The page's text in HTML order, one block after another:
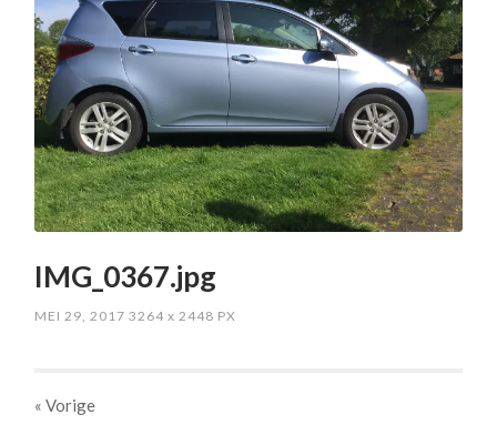
IMG_0367.jpg
MEI 29, 2017 3264x 2448 PX
« Vorige